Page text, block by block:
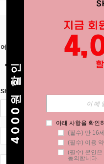
여기에서 저희를 찾아주세요
SHEIN STYLE NEWS에 등록하세요.
KR + 82
4000원 할인
아래 사항을 확인
(필수) 만 16
(필수) 이용
(필수) 본인은
동의합니다.